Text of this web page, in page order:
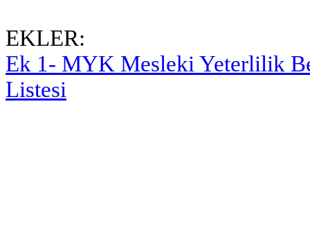
EKLER:
Ek 1- MYK Mesleki Yeterlilik
Listesi